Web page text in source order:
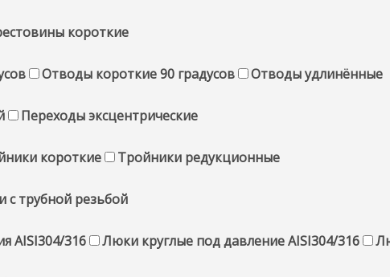
короткие
Отводы короткие 90 градусов
Отводы удлинённые
Переходы эксцентрические
короткие
Тройники редукционные
с трубной резьбой
AISI304/316
Люки круглые под давление AISI304/316